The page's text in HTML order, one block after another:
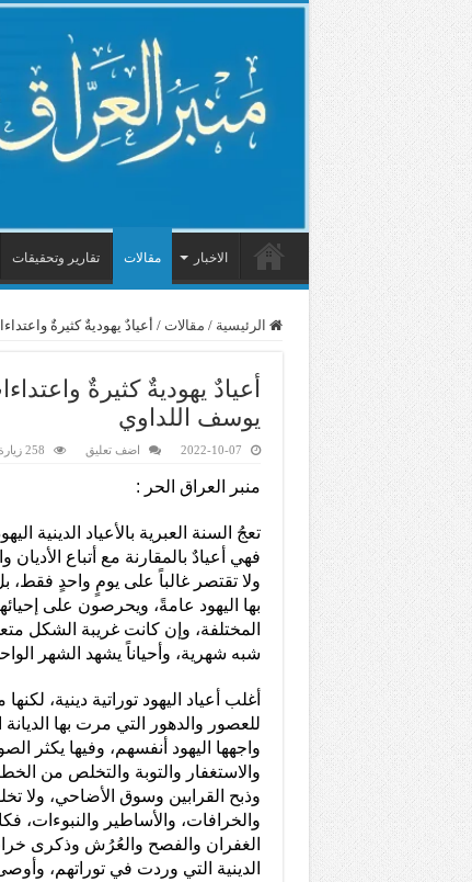
الاخبار مقالات تقارير وتحقيقات
الرئيسية / مقالات / أعيادٌ يهوديةٌ كثيرةٌ
أعيادٌ يهوديةٌ كثيرةٌ
يوسف اللداوي
2022-10-07 اضف تعليق 258 زيارة
منبر العراق الحر :
تعجُ السنة العبرية بالأعياد الدينية
فهي أعيادٌ بالمقارنة مع أتباع
ولا تقتصر غالباً على يومٍ واحدٍ فقط،
بها اليهود عامةً، ويحرصون على
المختلفة، وإن كانت غريبة الشكل
شبه شهرية، وأحياناً يشهد الشهر
أغلب أعياد اليهود توراتية دينية،
للعصور والدهور التي مرت بها الديانة
واجهها اليهود أنفسهم، وفيها يكثر
والاستغفار والتوبة والتخلص من
وذبح القرابين وسوق الأضاحي، ولا
والخرافات، والأساطير والنبوءات،
الغفران والفصح والعُرُش وذكرى
الدينية التي وردت في توراتهم،